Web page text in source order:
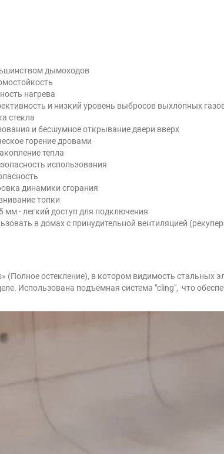
дымоходов
нагрева
и низкий уровень выбросов выхлопных
стекла
и бесшумное открывание двери вверх
горение дровами
тепла
использования
динамики сгорания
топки
мм - легкий доступ для подключения
в домах с принудительной вентиляцией
(Полное остекление), в котором видимость стальных
Использована подъемная система "cling", что